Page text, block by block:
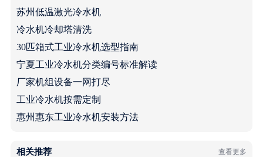
苏州低温激光冷水机
冷水机冷却塔清洗
30匹箱式工业冷水机选型指南
宁夏工业冷水机分类编号标准解读
厂家机组设备一网打尽
工业冷水机按需定制
惠州惠东工业冷水机安装方法
相关推荐 查看更多